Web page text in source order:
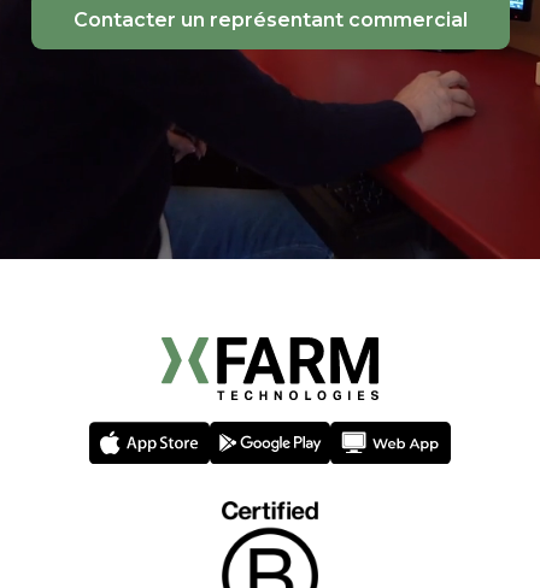
Contacter un représentant commercial